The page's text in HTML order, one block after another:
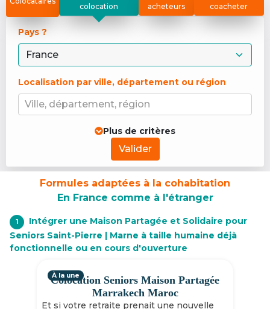
colocation
acheteurs
coacheter
Pays ?
Localisation par ville, département ou région
Ville, département, région
Plus de critères
Valider
Formules adaptées à la cohabitation
En France comme à l'étranger
1
Intégrer une Maison Partagée et Solidaire pour
Seniors Saint-Pierre | Marne à taille humaine déjà
fonctionnelle ou en cours d'ouverture
Colocation Seniors Maison Partagée
Marrakech Maroc
Et si votre retraite prenait une nouvelle
À la une